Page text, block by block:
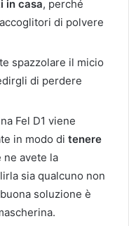
in casa, perché
di polvere
spazzolare il micio
di perdere
Fel D1 viene
in modo di tenere
ne avete la
sia qualcuno non
soluzione è